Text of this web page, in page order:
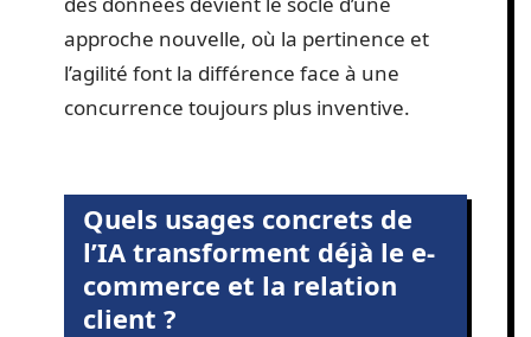
approche nouvelle, où la pertinence et
l’agilité font la différence face à une
concurrence toujours plus inventive.
Quels usages concrets de
l’IA transforment déjà le e-
commerce et la relation
client ?